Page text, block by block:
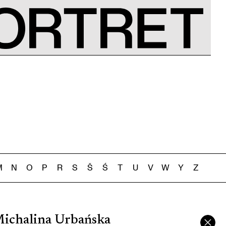
N O P R S Š Ś T U V W Y Z
Urbańska